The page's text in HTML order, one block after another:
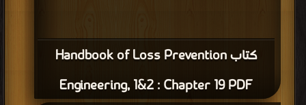
كتاب Handbook of Loss Prevention
Engineering, 1&2 : Chapter 19 PDF